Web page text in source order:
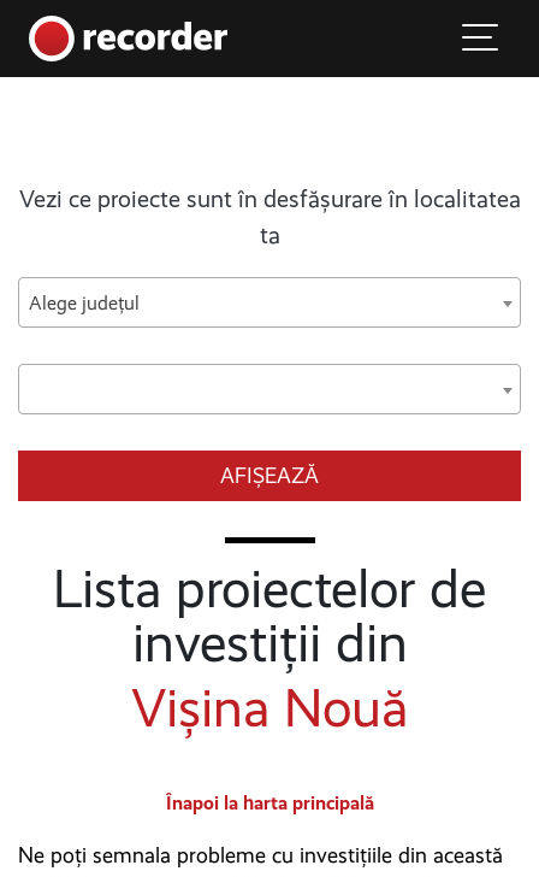
Main Navigation
Vezi ce proiecte sunt în desfășurare în localitatea
ta
Alege județul
AFIȘEAZĂ
Lista proiectelor de
investiții din
Vișina Nouă
Înapoi la harta principală
Ne poți semnala probleme cu investițiile din această